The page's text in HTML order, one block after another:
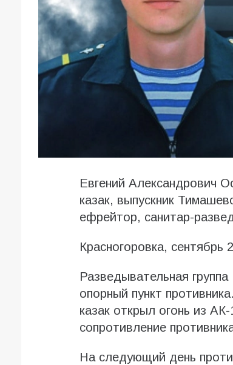
Евгений Александрович
казак, выпускник
ефрейтор, санитар-
Красногоровка, сентябрь
Разведывательная
опорный пункт
казак открыл огонь из
сопротивление
На следующий день